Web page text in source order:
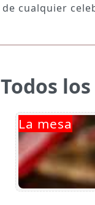
de cualquier
Todos
La mesa